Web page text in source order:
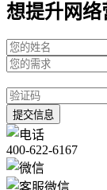
想提升网
提交信息
400-622-6167